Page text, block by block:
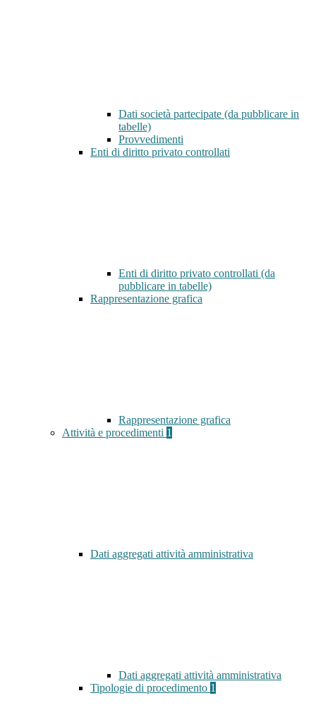
Dati società partecipate (da pubblicare in
tabelle)
Provvedimenti
Enti di diritto privato controllati
Enti di diritto privato controllati (da
pubblicare in tabelle)
Rappresentazione grafica
Rappresentazione grafica
Attività e procedimenti 1
Dati aggregati attività amministrativa
Dati aggregati attività amministrativa
Tipologie di procedimento 1